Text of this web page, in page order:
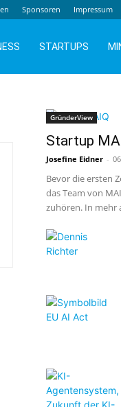
Sponsoren Impressum
STARTUPS
GründerView
Startup
Josefine Eidner -
Bevor die ersten
das Team von
zuhören. In mehr